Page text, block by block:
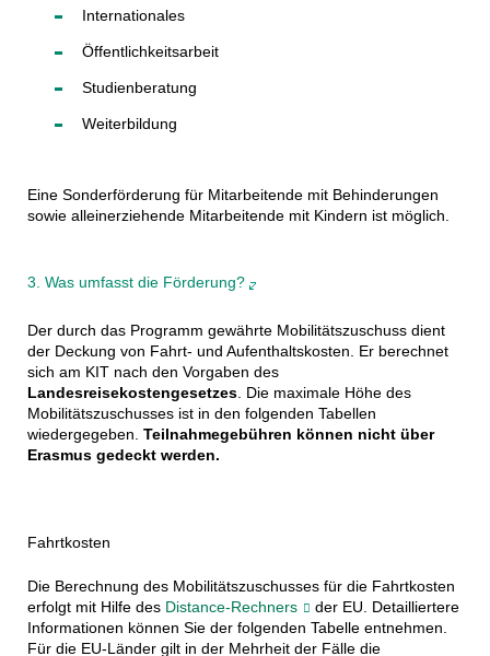
Internationales
Öffentlichkeitsarbeit
Studienberatung
Weiterbildung
Eine Sonderförderung für Mitarbeitende mit Behinderungen
sowie alleinerziehende Mitarbeitende mit Kindern ist möglich.
3. Was umfasst die Förderung?
Der durch das Programm gewährte Mobilitätszuschuss dient
der Deckung von Fahrt- und Aufenthaltskosten. Er berechnet
sich am KIT nach den Vorgaben des
Landesreisekostengesetzes. Die maximale Höhe des
Mobilitätszuschusses ist in den folgenden Tabellen
wiedergegeben. Teilnahmegebühren können nicht über
Erasmus gedeckt werden.
Fahrtkosten
Die Berechnung des Mobilitätszuschusses für die Fahrtkosten
erfolgt mit Hilfe des Distance-Rechners
der EU. Detailliertere
Informationen können Sie der folgenden Tabelle entnehmen.
Für die EU-Länder gilt in der Mehrheit der Fälle die